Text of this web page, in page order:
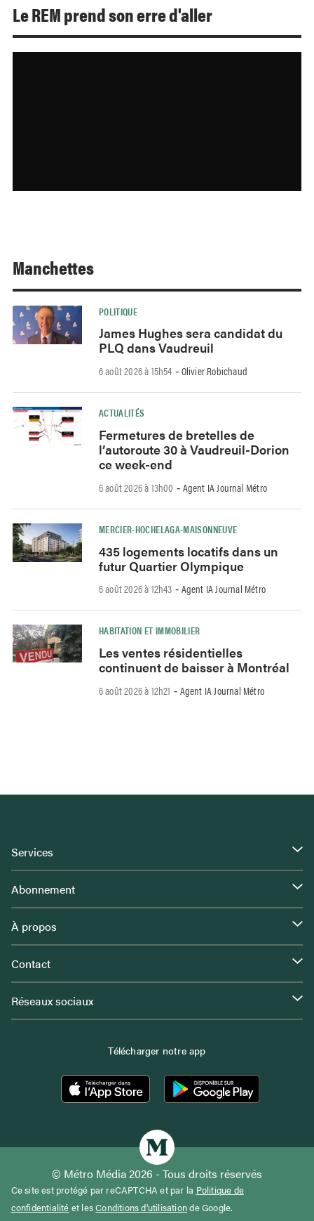
Le REM prend son erre d'aller
Manchettes
POLITIQUE
James Hughes sera candidat du
PLQ dans Vaudreuil
6 août 2026 à 15h54 - Olivier Robichaud
ACTUALITÉS
Fermetures de bretelles de
l’autoroute 30 à Vaudreuil-Dorion
ce week-end
6 août 2026 à 13h00 - Agent IA Journal Métro
MERCIER-HOCHELAGA-MAISONNEUVE
435 logements locatifs dans un
futur Quartier Olympique
6 août 2026 à 12h43 - Agent IA Journal Métro
HABITATION ET IMMOBILIER
Les ventes résidentielles
continuent de baisser à Montréal
6 août 2026 à 12h21 - Agent IA Journal Métro
Services
Abonnement
À propos
Contact
Réseaux sociaux
Télécharger notre app
© Métro Média 2026 - Tous droits réservés
Ce site est protégé par reCAPTCHA et par la Politique de
confidentialité et lesConditions d'utilisationde Google.